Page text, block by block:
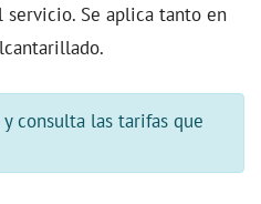
servicio. Se aplica tanto en
y consulta las tarifas que